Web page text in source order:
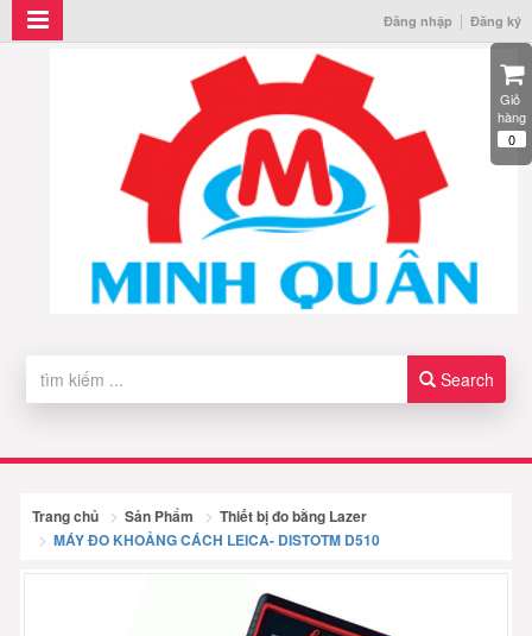
Đăng nhập Đăng ký
Search
Trang chủ Sản Phẩm
Thiết bị đo bằng Lazer
MÁY ĐO KHOẢNG CÁCH LEICA- DISTOTM D510
Giỏ
hàng
0